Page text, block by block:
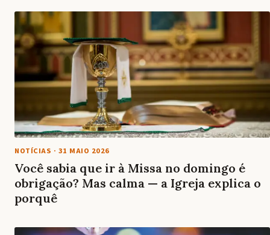
NOTÍCIAS · 31 MAIO 2026
Você sabia que ir à Missa no domingo é
obrigação? Mas calma — a Igreja explica o
porquê